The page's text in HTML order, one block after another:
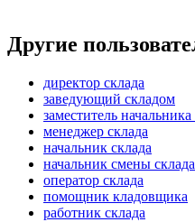
Другие
директор склада
заведующий складом
заместитель начальника
менеджер склада
начальник склада
начальник смены склада
оператор склада
помощник кладовщика
работник склада